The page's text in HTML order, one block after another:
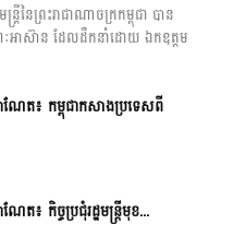
នៃព្រះរាជាណាចក្រកម្ពុជា បាន
អាស៊ាន ដែលដឹកនាំដោយ ឯកឧត្តម
ែត៖ កម្ពុជាកសាងប្រទេសពី
ត៖ កិច្ចប្រជុំរដ្ឋមន្ត្រីមុខ...